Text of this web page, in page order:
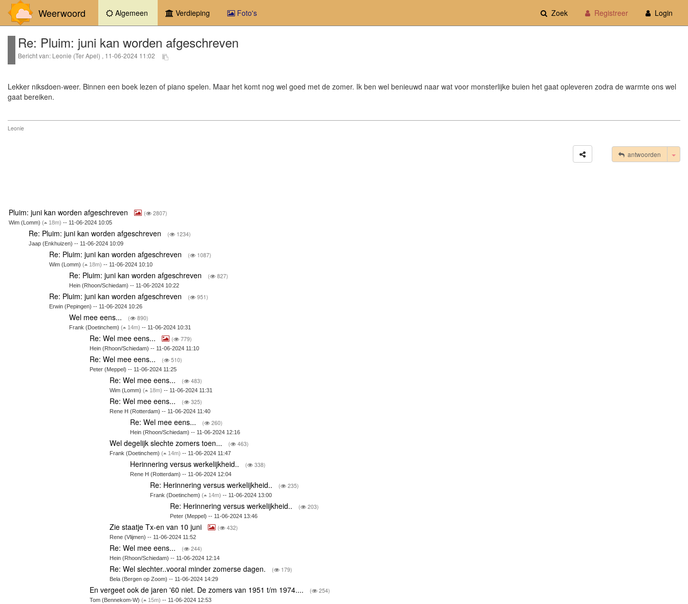
Weerwoord Algemeen (current)Verdieping Foto's Zoek Registreer Login
Re: Pluim: juni kan worden afgeschreven
Bericht van: Leonie (Ter Apel) , 11-06-2024 11:02
Lekker niksdoen-weer. Binnen een boek lezen of piano spelen. Maar het komt nog wel goed met de zomer. Ik ben wel benieuwd naar wat voor monsterlijke buien het gaat opleveren zodra de warmte ons wel
gaat bereiken.
Leonie
antwoorden
Pluim: juni kan worden afgeschreven ( 2807)
Wim (Lomm) ( 18m) -- 11-06-2024 10:05
Re: Pluim: juni kan worden afgeschreven ( 1234)
Jaap (Enkhuizen) -- 11-06-2024 10:09
Re: Pluim: juni kan worden afgeschreven ( 1087)
Wim (Lomm) ( 18m) -- 11-06-2024 10:10
Re: Pluim: juni kan worden afgeschreven ( 827)
Hein (Rhoon/Schiedam) -- 11-06-2024 10:22
Re: Pluim: juni kan worden afgeschreven ( 951)
Erwin (Pepingen) -- 11-06-2024 10:26
Wel mee eens... ( 890)
Frank (Doetinchem)( 14m) -- 11-06-2024 10:31
Re: Wel mee eens... ( 779)
Hein (Rhoon/Schiedam) -- 11-06-2024 11:10
Re: Wel mee eens... ( 510)
Peter (Meppel) -- 11-06-2024 11:25
Re: Wel mee eens... ( 483)
Wim (Lomm)( 18m) -- 11-06-2024 11:31
Re: Wel mee eens... ( 325)
Rene H (Rotterdam) -- 11-06-2024 11:40
Re: Wel mee eens... ( 260)
Hein (Rhoon/Schiedam) -- 11-06-2024 12:16
Wel degelijk slechte zomers toen... ( 463)
Frank (Doetinchem)( 14m) -- 11-06-2024 11:47
Herinnering versus werkelijkheid.. ( 338)
Rene H (Rotterdam) -- 11-06-2024 12:04
Re: Herinnering versus werkelijkheid.. ( 235)
Frank (Doetinchem) ( 14m) -- 11-06-2024 13:00
Re: Herinnering versus werkelijkheid.. ( 203)
Peter (Meppel) -- 11-06-2024 13:46
Zie staatje Tx-en van 10 juni ( 432)
Rene (Vlijmen) -- 11-06-2024 11:52
Re: Wel mee eens... ( 244)
Hein (Rhoon/Schiedam) -- 11-06-2024 12:14
Re: Wel slechter..vooral minder zomerse dagen. ( 179)
Bela (Bergen op Zoom) -- 11-06-2024 14:29
En vergeet ook de jaren '60 niet. De zomers van 1951 t/m 1974.... ( 254)
Tom (Bennekom-W) ( 15m) -- 11-06-2024 12:53